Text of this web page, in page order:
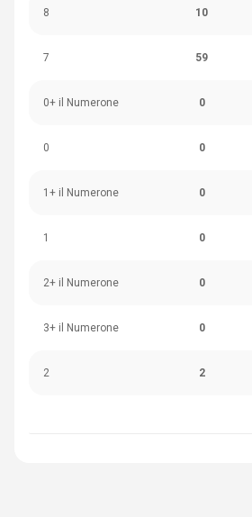
8 10
7 59
0+ il Numerone 0
0 0
1+ il Numerone 0
1 0
2+ il Numerone 0
3+ il Numerone 0
2 2